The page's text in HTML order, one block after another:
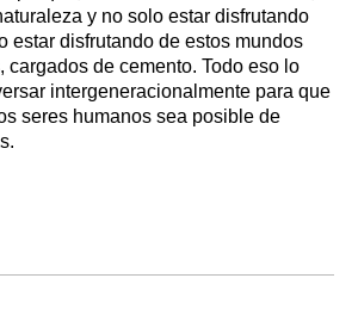
y no solo estar disfrutando
estar disfrutando de estos mundos
cargados de cemento. Todo eso lo
intergeneracionalmente para que
seres humanos sea posible de